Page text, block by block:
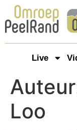
Live
Loo